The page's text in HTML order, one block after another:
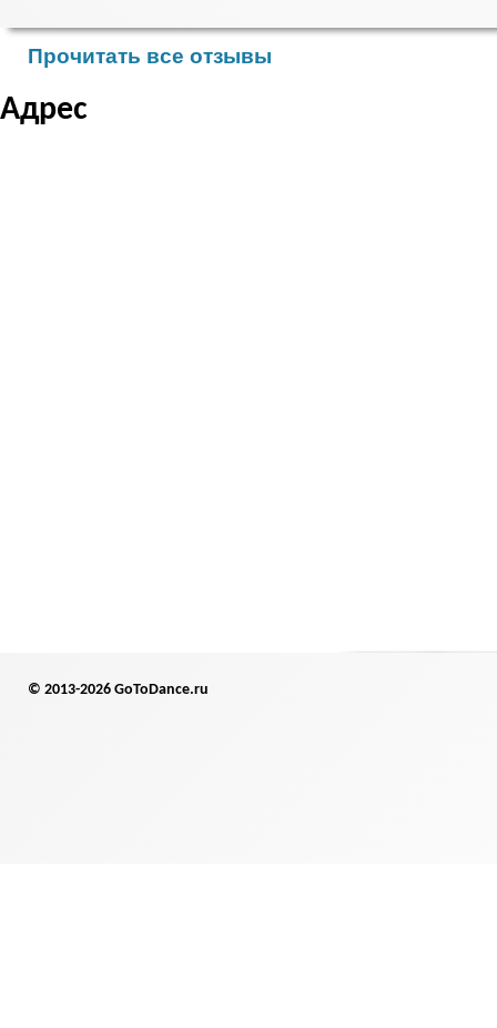
Прочитать все отзывы
Адрес
© 2013-2026 GoToDance.ru